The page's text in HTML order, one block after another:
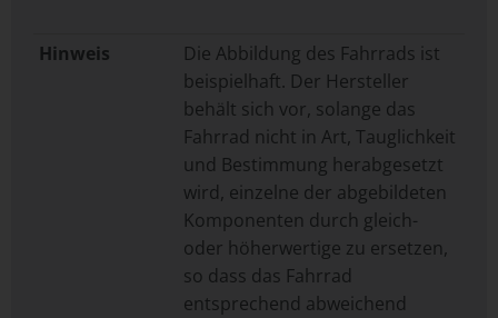
Hinweis
Die Abbildung des Fahrrads ist
beispielhaft. Der Hersteller
behält sich vor, solange das
Fahrrad nicht in Art, Tauglichkeit
und Bestimmung herabgesetzt
wird, einzelne der abgebildeten
Komponenten durch gleich-
oder höherwertige zu ersetzen,
so dass das Fahrrad
entsprechend abweichend